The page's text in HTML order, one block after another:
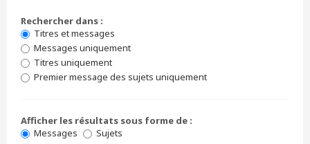
Rechercher dans :
Titres et messages
Messages uniquement
Titres uniquement
Premier message des sujets uniquement
Afficher les résultats sous forme de :
Messages
Sujets